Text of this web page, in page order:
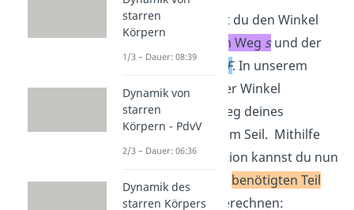
Hierfür benötigst du den Winkel
(α)zwischen dem Weg sund der
wirkenden Kraft
F. In unserem
Beispiel ist
das der Winkel
zwischen dem Weg deines
Schlittens und dem Seil. Mithilfe
der Kosinusfunktion kannst du nun
ganz einfach den benötigten Teil
deiner KraftF
berechnen:
starren
Körpern
1/3 – Dauer: 08:39
Dynamik von
starren
Körpern - PdvV
2/3 – Dauer: 06:36
Dynamik des
starren Körpers